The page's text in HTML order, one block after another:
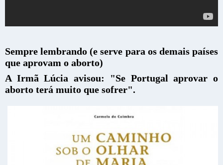
Sempre lembrando (e serve para os demais países
que aprovam o aborto)
A Irmã Lúcia avisou: "Se Portugal aprovar o
aborto terá muito que sofrer".